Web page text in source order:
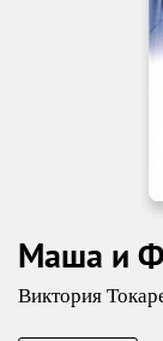
Маша и
Виктория